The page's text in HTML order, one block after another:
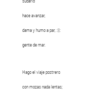
sudario
hace avanzar,
dama y humo a par, :||:
gente de mar.
Hago el viaje postrero
con mozas nada lentas;